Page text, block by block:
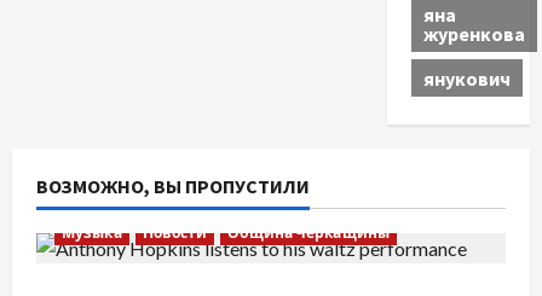
яна
журенкова
янукович
ВОЗМОЖНО, ВЫ ПРОПУСТИЛИ
Музыка Новости Община Черкащины